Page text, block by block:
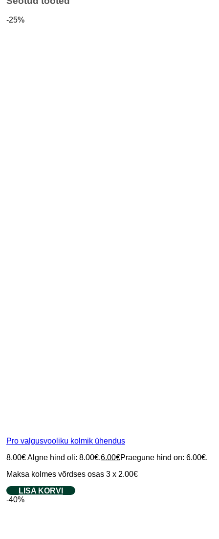
-25%
Pro valgusvooliku kolmik ühendus
8.00€Algne hind oli: 8.00€.6.00€Praegune hind on: 6.00€.
Maksa kolmes võrdses osas 3 x 2.00€
LISA KORVI
-40%